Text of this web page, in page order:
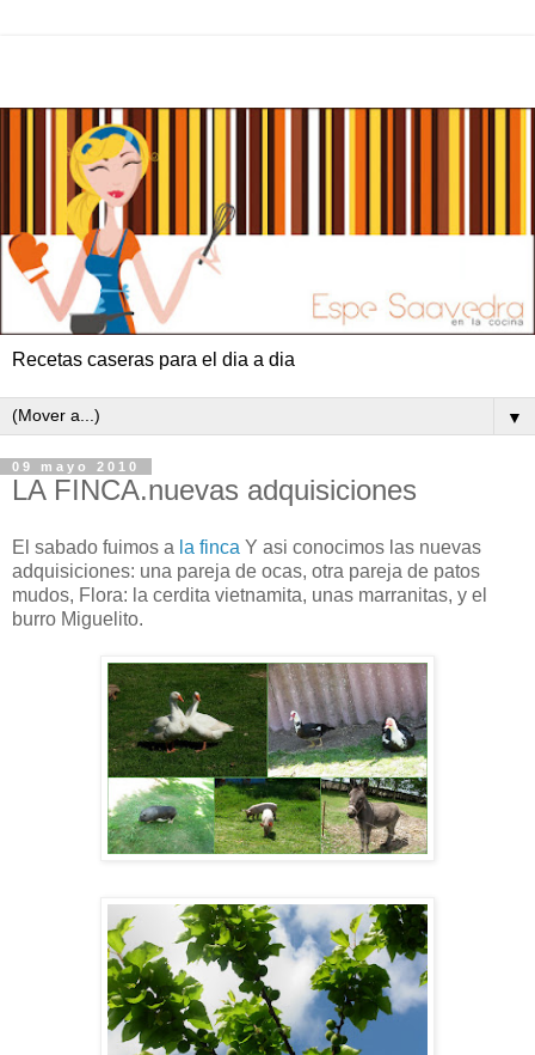
Recetas caseras para el dia a dia
▼
09 mayo 2010
LA FINCA.nuevas adquisiciones
El sabado fuimos a la finca Y asi conocimos las nuevas
adquisiciones: una pareja de ocas, otra pareja de patos
mudos, Flora: la cerdita vietnamita, unas marranitas, y el
burro Miguelito.